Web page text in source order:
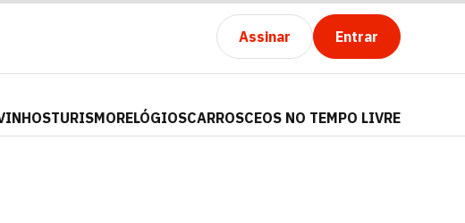
Assinar Entrar
TURISMORELÓGIOSCARROSCEOS NO TEMPO LIVRE